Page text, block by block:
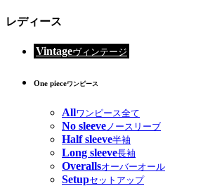
レディース
Vintageヴィンテージ
One pieceワンピース
Allワンピース全て
No sleeve ノースリーブ
Half sleeve半袖
Long sleeve長袖
Overallsオーバーオール
Setupセットアップ